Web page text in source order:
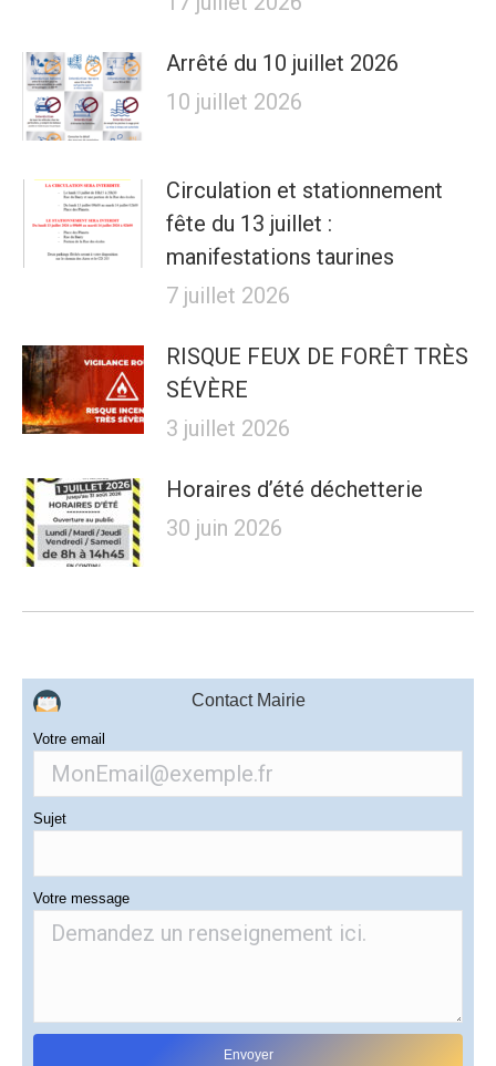
Arrêté du 10 juillet 2026
10 juillet 2026
Circulation et stationnement
fête du 13 juillet :
manifestations taurines
7 juillet 2026
RISQUE FEUX DE FORÊT TRÈS
SÉVÈRE
3 juillet 2026
Horaires d’été déchetterie
30 juin 2026
Contact Mairie
Votre email
Sujet
Votre message